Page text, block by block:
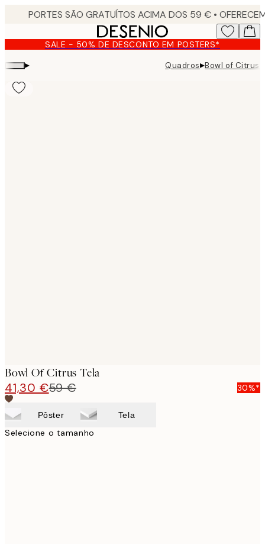
content. SALE - 50% DE DESCONTO EM POSTERS*
▸ Quadros▸Bowl of Citrus
Bowl Of Citrus Tela
41,30 €59 € 30%*
Pôster Tela
Selecione o tamanho